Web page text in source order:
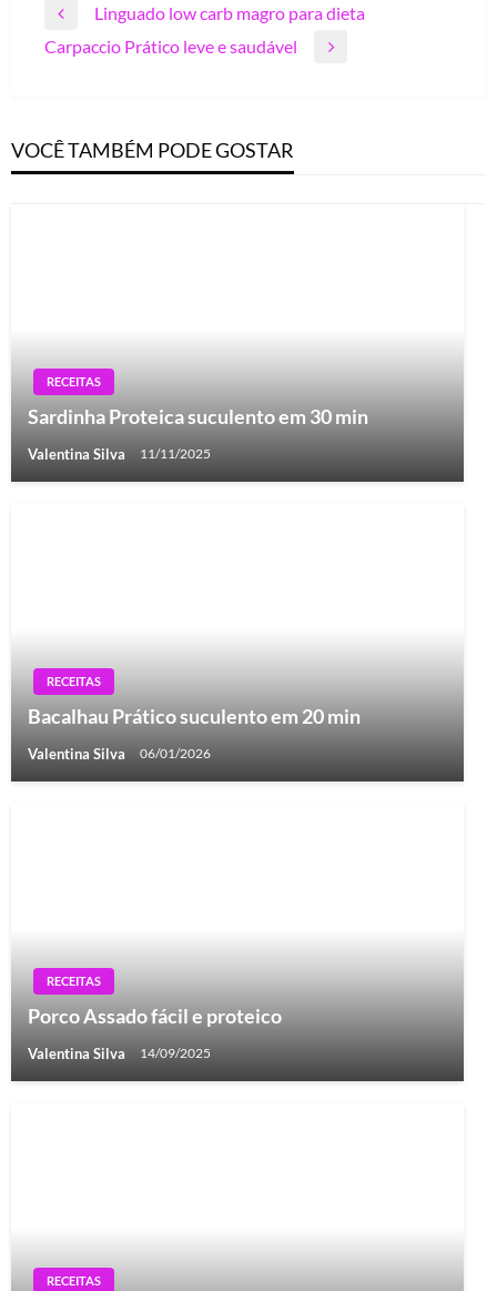
Navegação
de
Previous
Post
Linguado low carb magro para dieta
Next
Carpaccio Prático leve e saudável
VOCÊ TAMBÉM PODE GOSTAR
RECEITAS
Sardinha Proteica suculento em 30 min
Valentina Silva 11/11/2025
RECEITAS
Bacalhau Prático suculento em 20 min
Valentina Silva 06/01/2026
RECEITAS
Porco Assado fácil e proteico
Valentina Silva 14/09/2025
RECEITAS